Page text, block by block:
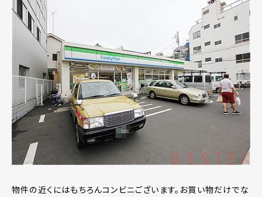
物件の近くにはもちろんコンビニございます。お買い物だけでな